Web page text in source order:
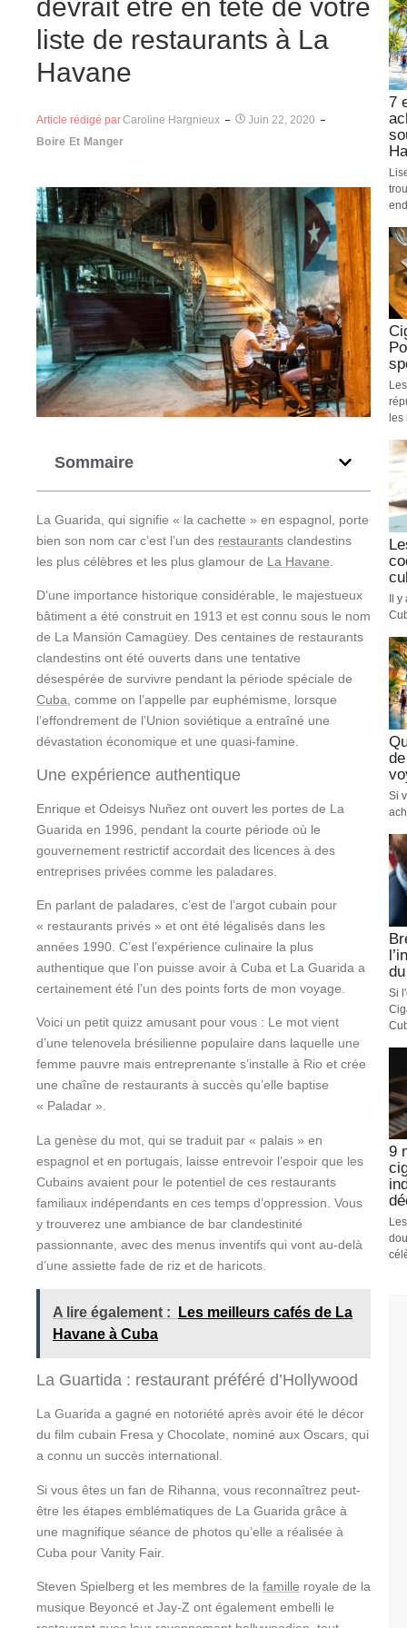
devrait être en tête de votre
liste de restaurants à La
Havane
Article rédigé parCaroline Hargnieux
Juin 22, 2020
Boire Et Manger
Sommaire
La Guarida, qui signifie « la cachette » en espagnol, porte
bien son nom car c’est l’un des restaurants clandestins
les plus célèbres et les plus glamour de La Havane
D’une importance historique considérable, le majestueux
bâtiment a été construit en 1913 et est connu sous le nom
de La Mansión Camagüey. Des centaines de restaurants
clandestins ont été ouverts dans une tentative
désespérée de survivre pendant la période spéciale de
Cuba, comme on l’appelle par euphémisme, lorsque
l’effondrement de l’Union soviétique a entraîné une
dévastation économique et une quasi-famine.
Une expérience authentique
Enrique et Odeisys Nuñez ont ouvert les portes de La
Guarida en 1996, pendant la courte période où le
gouvernement restrictif accordait des licences à des
entreprises privées comme les paladares.
En parlant de paladares, c’est de l’argot cubain pour
« restaurants privés » et ont été légalisés dans les
années 1990. C’est l’expérience culinaire la plus
authentique que l’on puisse avoir à Cuba et La Guarida a
certainement été l’un des points forts de mon voyage.
Voici un petit quizz amusant pour vous : Le mot vient
d’une telenovela brésilienne populaire dans laquelle une
femme pauvre mais entreprenante s’installe à Rio et crée
une chaîne de restaurants à succès qu’elle baptise
« Paladar ».
La genèse du mot, qui se traduit par « palais » en
espagnol et en portugais, laisse entrevoir l’espoir que les
Cubains avaient pour le potentiel de ces restaurants
familiaux indépendants en ces temps d’oppression. Vous
y trouverez une ambiance de bar clandestinité
passionnante, avec des menus inventifs qui vont au-delà
d’une assiette fade de riz et de haricots.
A lire également :
Les meilleurs cafés de La
Havane à Cuba
La Guartida : restaurant préféré d’Hollywood
La Guarida a gagné en notoriété après avoir été le décor
du film cubain Fresa y Chocolate, nominé aux Oscars, qui
a connu un succès international.
Si vous êtes un fan de Rihanna, vous reconnaîtrez peut-
être les étapes emblématiques de La Guarida grâce à
une magnifique séance de photos qu’elle a réalisée à
Cuba pour Vanity Fair.
Steven Spielberg et les membres de la famille royale de la
musique Beyoncé et Jay-Z ont également embelli le
7
Il
Si
Si
9